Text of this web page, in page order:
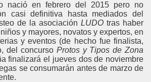
nació en febrero del 2015 pero no
casi definitiva hasta mediados del
de la asociación LUDO tras haber
y mayores, novatos y expertos, en
y eventos (de hecho fue finalista,
del concurso Protos y Tipos de Zona
finalizará el jueves dos de noviembre
se consumarán antes de marzo de